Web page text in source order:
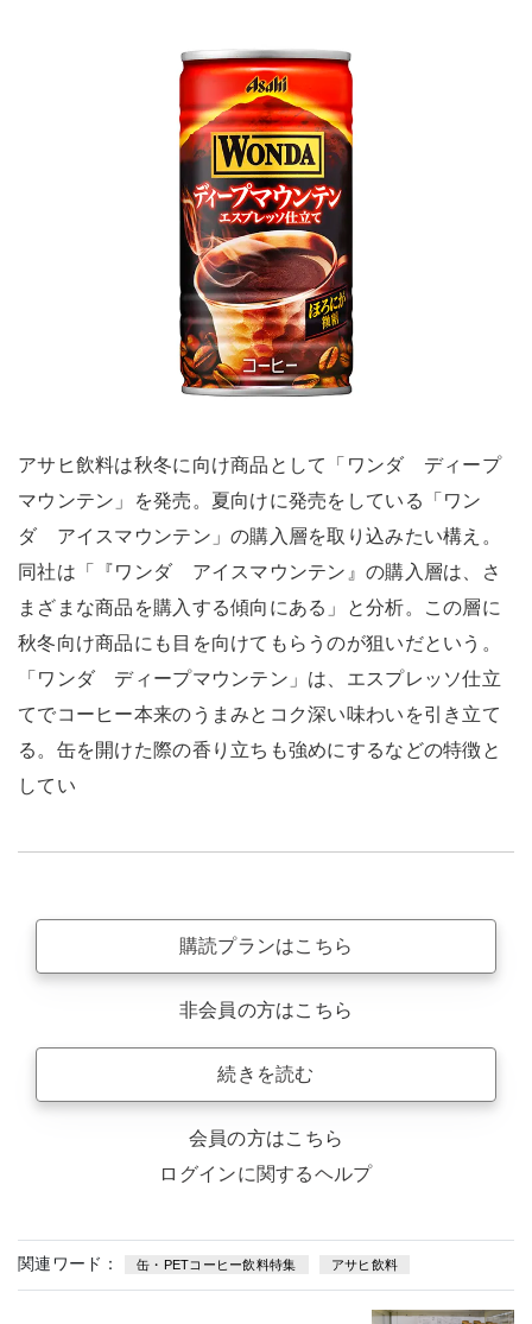
アサヒ飲料は秋冬に向け商品として「ワンダ ディープ
マウンテン」を発売。夏向けに発売をしている「ワン
ダ アイスマウンテン」の購入層を取り込みたい構え。
同社は「『ワンダ アイスマウンテン』の購入層は、さ
まざまな商品を購入する傾向にある」と分析。この層に
秋冬向け商品にも目を向けてもらうのが狙いだという。
「ワンダ ディープマウンテン」は、エスプレッソ仕立
てでコーヒー本来のうまみとコク深い味わいを引き立て
る。缶を開けた際の香り立ちも強めにするなどの特徴と
してい
購読プランはこちら
非会員の方はこちら
続きを読む
会員の方はこちら
ログインに関するヘルプ
関連ワード： 缶・PETコーヒー飲料特集 アサヒ飲料